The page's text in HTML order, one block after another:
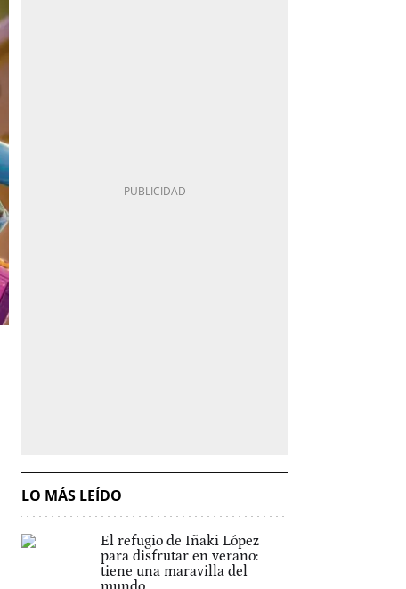
LO MÁS LEÍDO
El refugio de Iñaki López
para disfrutar en verano:
tiene una maravilla del